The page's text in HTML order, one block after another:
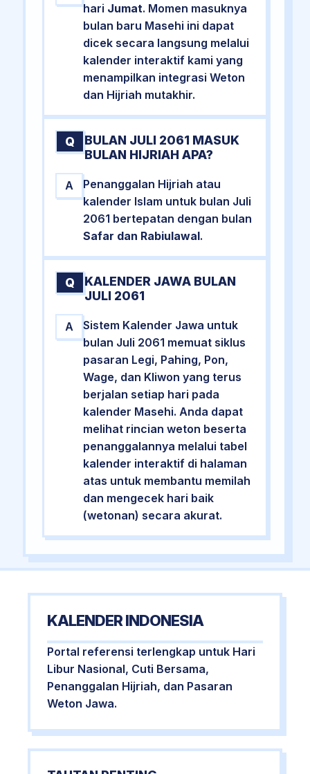
hari Jumat. Momen masuknya
bulan baru Masehi ini dapat
dicek secara langsung melalui
kalender interaktif kami yang
menampilkan integrasi Weton
dan Hijriah mutakhir.
Q
BULAN JULI 2061 MASUK
BULAN HIJRIAH APA?
A
Penanggalan Hijriah atau
kalender Islam untuk bulan Juli
2061 bertepatan dengan bulan
Safar dan Rabiulawal.
Q
KALENDER JAWA BULAN
JULI 2061
A
Sistem Kalender Jawa untuk
bulan Juli 2061 memuat siklus
pasaran Legi, Pahing, Pon,
Wage, dan Kliwon yang terus
berjalan setiap hari pada
kalender Masehi. Anda dapat
melihat rincian weton beserta
penanggalannya melalui tabel
kalender interaktif di halaman
atas untuk membantu memilah
dan mengecek hari baik
(wetonan) secara akurat.
KALENDER INDONESIA
Portal referensi terlengkap untuk Hari
Libur Nasional, Cuti Bersama,
Penanggalan Hijriah, dan Pasaran
Weton Jawa.